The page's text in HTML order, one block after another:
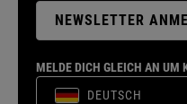
NEWSLETTER
MELDE DICH GLEICH AN UM
DEUTSCH